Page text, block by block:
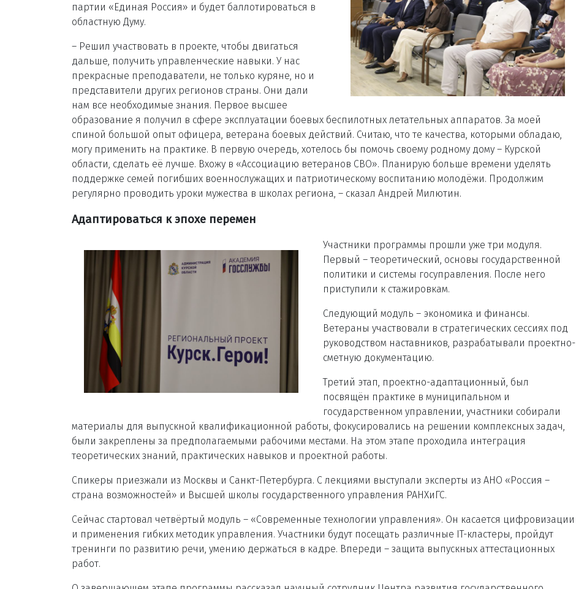
партии «Единая Россия» и будет баллотироваться в
областную Думу.
– Решил участвовать в проекте, чтобы двигаться
дальше, получить управленческие навыки. У нас
прекрасные преподаватели, не только куряне, но и
представители других регионов страны. Они дали
нам все необходимые знания. Первое высшее
образование я получил в сфере эксплуатации боевых беспилотных летательных аппаратов. За моей
спиной большой опыт офицера, ветерана боевых действий. Считаю, что те качества, которыми обладаю,
могу применить на практике. В первую очередь, хотелось бы помочь своему родному дому – Курской
области, сделать её лучше. Вхожу в «Ассоциацию ветеранов СВО». Планирую больше времени уделять
поддержке семей погибших военнослужащих и патриотическому воспитанию молодёжи. Продолжим
регулярно проводить уроки мужества в школах региона, – сказал Андрей Милютин.
Адаптироваться к эпохе перемен
Участники программы прошли уже три модуля.
Первый – теоретический, основы государственной
политики и системы госуправления. После него
приступили к стажировкам.
Следующий модуль – экономика и финансы.
Ветераны участвовали в стратегических сессиях под
руководством наставников, разрабатывали проектно-
сметную документацию.
Третий этап, проектно-адаптационный, был
посвящён практике в муниципальном и
государственном управлении, участники собирали
материалы для выпускной квалификационной работы, фокусировались на решении комплексных задач,
были закреплены за предполагаемыми рабочими местами. На этом этапе проходила интеграция
теоретических знаний, практических навыков и проектной работы.
Спикеры приезжали из Москвы и Санкт-Петербурга. С лекциями выступали эксперты из АНО «Россия –
страна возможностей» и Высшей школы государственного управления РАНХиГС.
Сейчас стартовал четвёртый модуль – «Современные технологии управления». Он касается цифровизации
и применения гибких методик управления. Участники будут посещать различные IT-кластеры, пройдут
тренинги по развитию речи, умению держаться в кадре. Впереди – защита выпускных аттестационных
работ.